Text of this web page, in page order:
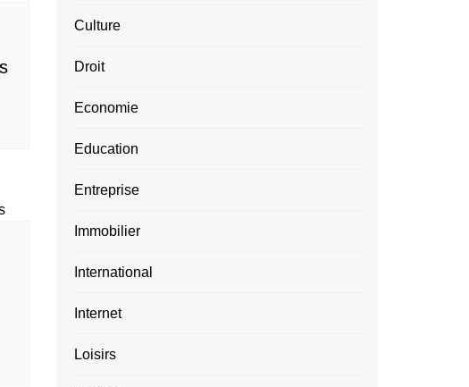
Culture
Droit
Economie
Education
Entreprise
Immobilier
International
Internet
Loisirs